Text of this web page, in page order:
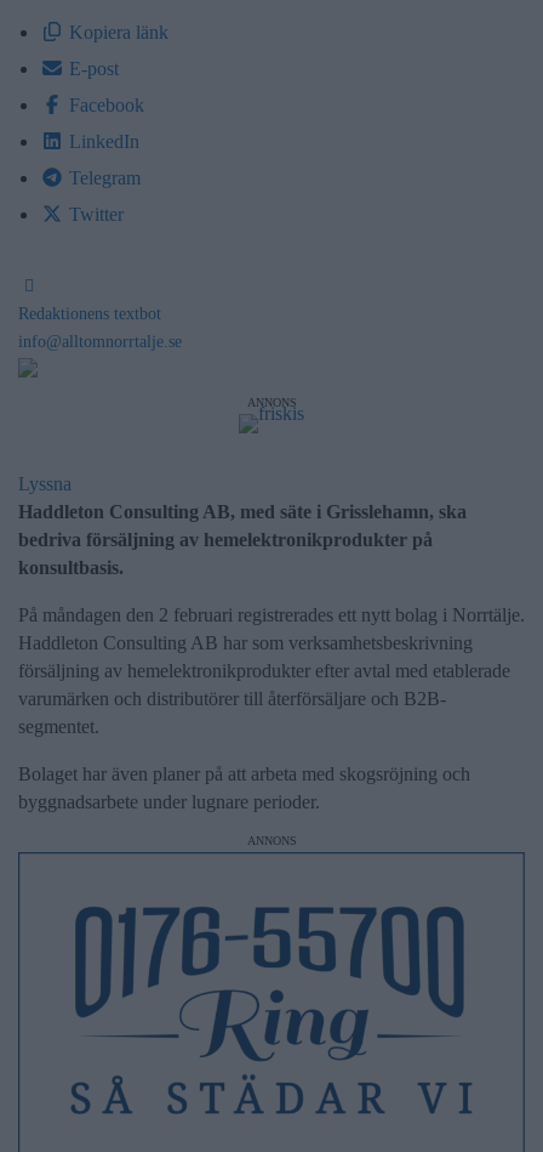
Kopiera länk
E-post
Facebook
LinkedIn
Telegram
Twitter
Redaktionens textbot
info@alltomnorrtalje.se
ANNONS
Lyssna
Haddleton Consulting AB, med säte i Grisslehamn, ska
bedriva försäljning av hemelektronikprodukter på
konsultbasis.
På måndagen den 2 februari registrerades ett nytt bolag i Norrtälje.
Haddleton Consulting AB har som verksamhetsbeskrivning
försäljning av hemelektronikprodukter efter avtal med etablerade
varumärken och distributörer till återförsäljare och B2B-
segmentet.
Bolaget har även planer på att arbeta med skogsröjning och
byggnadsarbete under lugnare perioder.
ANNONS